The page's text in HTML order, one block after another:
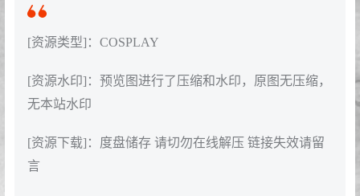
[资源类型]：COSPLAY
[资源水印]：预览图进行了压缩和水印，原图无压缩，
无本站水印
[资源下载]：度盘储存 请切勿在线解压 链接失效请留
言